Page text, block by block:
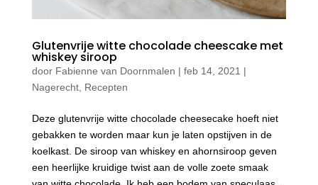
Glutenvrije witte chocolade cheescake met
whiskey siroop
door Fabienne van Doornmalen | feb 14, 2021 |
Nagerecht, Recepten
Deze glutenvrije witte chocolade cheesecake hoeft niet
gebakken te worden maar kun je laten opstijven in de
koelkast. De siroop van whiskey en ahornsiroop geven
een heerlijke kruidige twist aan de volle zoete smaak